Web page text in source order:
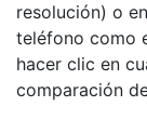
resolución) o
teléfono como
hacer clic en
comparación